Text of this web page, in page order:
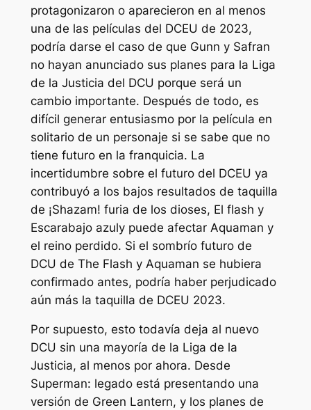
protagonizaron o aparecieron en al menos
una de las películas del DCEU de 2023,
podría darse el caso de que Gunn y Safran
no hayan anunciado sus planes para la Liga
de la Justicia del DCU porque será un
cambio importante. Después de todo, es
difícil generar entusiasmo por la película en
solitario de un personaje si se sabe que no
tiene futuro en la franquicia. La
incertidumbre sobre el futuro del DCEU ya
contribuyó a los bajos resultados de taquilla
de ¡Shazam! furia de los dioses, El flash y
Escarabajo azuly puede afectar Aquaman y
el reino perdido. Si el sombrío futuro de
DCU de The Flash y Aquaman se hubiera
confirmado antes, podría haber perjudicado
aún más la taquilla de DCEU 2023.
Por supuesto, esto todavía deja al nuevo
DCU sin una mayoría de la Liga de la
Justicia, al menos por ahora. Desde
Superman: legadoestá presentando una
versión de Green Lantern, y los planes de